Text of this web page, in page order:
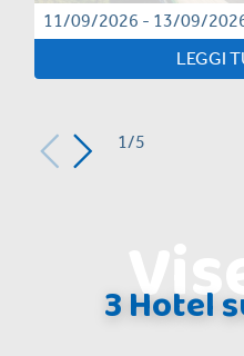
11/09/2026 - 13/09/
LEGGI
1/5
3 Hotel